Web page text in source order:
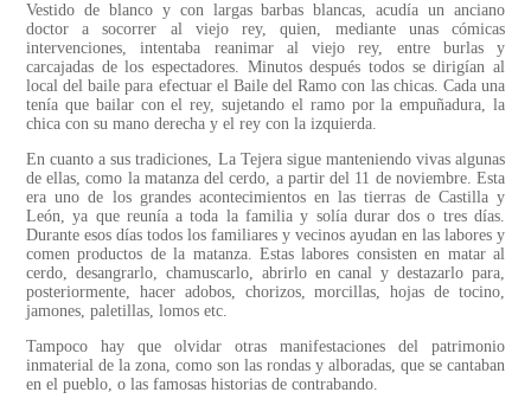
Vestido de blanco y con largas barbas blancas, acudía un anciano
doctor a socorrer al viejo rey, quien, mediante unas cómicas
intervenciones, intentaba reanimar al viejo rey, entre burlas y
carcajadas de los espectadores. Minutos después todos se dirigían al
local del baile para efectuar el Baile del Ramo con las chicas. Cada una
tenía que bailar con el rey, sujetando el ramo por la empuñadura, la
chica con su mano derecha y el rey con la izquierda.
En cuanto a sus tradiciones, La Tejera sigue manteniendo vivas algunas
de ellas, como la matanza del cerdo, a partir del 11 de noviembre. Esta
era uno de los grandes acontecimientos en las tierras de Castilla y
León, ya que reunía a toda la familia y solía durar dos o tres días.
Durante esos días todos los familiares y vecinos ayudan en las labores y
comen productos de la matanza. Estas labores consisten en matar al
cerdo, desangrarlo, chamuscarlo, abrirlo en canal y destazarlo para,
posteriormente, hacer adobos, chorizos, morcillas, hojas de tocino,
jamones, paletillas, lomos etc.
Tampoco hay que olvidar otras manifestaciones del patrimonio
inmaterial de la zona, como son las rondas y alboradas, que se cantaban
en el pueblo, o las famosas historias de contrabando.